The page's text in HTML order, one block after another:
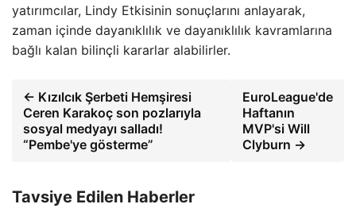
yatırımcılar, Lindy Etkisinin sonuçlarını anlayarak,
zaman içinde dayanıklılık ve dayanıklılık kavramlarına
bağlı kalan bilinçli kararlar alabilirler.
← Kızılcık Şerbeti Hemşiresi
Ceren Karakoç son pozlarıyla
sosyal medyayı salladı!
“Pembe'ye gösterme”
EuroLeague'de
Haftanın
MVP'si Will
Clyburn →
Tavsiye Edilen Haberler